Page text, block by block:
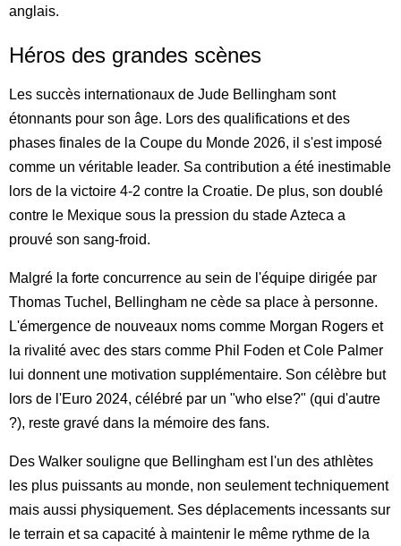
anglais.
Héros des grandes scènes
Les succès internationaux de Jude Bellingham sont
étonnants pour son âge. Lors des qualifications et des
phases finales de la Coupe du Monde 2026, il s'est imposé
comme un véritable leader. Sa contribution a été inestimable
lors de la victoire 4-2 contre la Croatie. De plus, son doublé
contre le Mexique sous la pression du stade Azteca a
prouvé son sang-froid.
Malgré la forte concurrence au sein de l'équipe dirigée par
Thomas Tuchel, Bellingham ne cède sa place à personne.
L'émergence de nouveaux noms comme Morgan Rogers et
la rivalité avec des stars comme Phil Foden et Cole Palmer
lui donnent une motivation supplémentaire. Son célèbre but
lors de l'Euro 2024, célébré par un "who else?" (qui d'autre
?), reste gravé dans la mémoire des fans.
Des Walker souligne que Bellingham est l'un des athlètes
les plus puissants au monde, non seulement techniquement
mais aussi physiquement. Ses déplacements incessants sur
le terrain et sa capacité à maintenir le même rythme de la